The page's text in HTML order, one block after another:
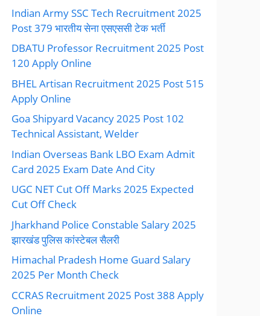
Indian Army SSC Tech Recruitment 2025
Post 379 भारतीय सेना एसएससी टेक भर्ती
DBATU Professor Recruitment 2025 Post
120 Apply Online
BHEL Artisan Recruitment 2025 Post 515
Apply Online
Goa Shipyard Vacancy 2025 Post 102
Technical Assistant, Welder
Indian Overseas Bank LBO Exam Admit
Card 2025 Exam Date And City
UGC NET Cut Off Marks 2025 Expected
Cut Off Check
Jharkhand Police Constable Salary 2025
झारखंड पुलिस कांस्टेबल सैलरी
Himachal Pradesh Home Guard Salary
2025 Per Month Check
CCRAS Recruitment 2025 Post 388 Apply
Online